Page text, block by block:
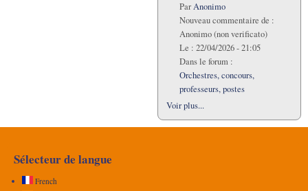
ParAnonimo
Nouveau commentaire de :
Anonimo (non verificato)
Le : 22/04/2026 - 21:05
Dans le forum :
Orchestres, concours,
professeurs, postes
Voir plus...
Sélecteur de langue
French